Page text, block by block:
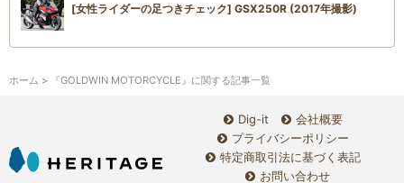
[女性ライダーの足つきチェック] GSX250R (2017年撮影)
ホーム > 『GOLDWIN MOTORCYCLE』に関する記事一覧
Dig-it
会社概要
プライバシーポリシー
特定商取引法に基づく表記
お問い合わせ